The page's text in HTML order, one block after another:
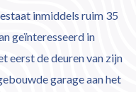
inmiddels ruim 35
geïnteresseerd in
eerst de deuren van zijn
garage aan het